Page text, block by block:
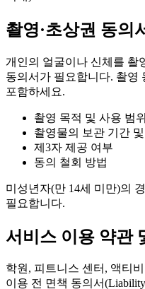
촬영·초상권 동의
개인의 얼굴이나 신체를 촬
동의서가 필요합니다. 촬영
포함하세요.
촬영 목적 및 사용 범
촬영물의 보관 기간
제3자 제공 여부
동의 철회 방법
미성년자(만 14세 미만)의
필요합니다.
서비스 이용 약관
학원, 피트니스 센터, 액티
이용 전 면책 동의서